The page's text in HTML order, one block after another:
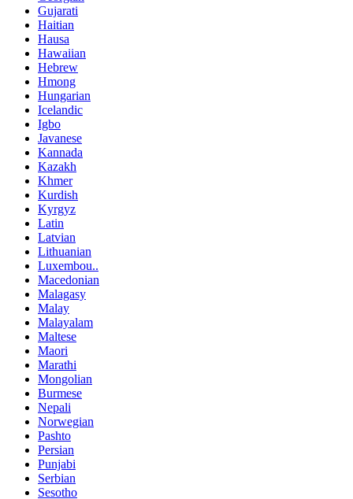
Gujarati
Haitian
Hausa
Hawaiian
Hebrew
Hmong
Hungarian
Icelandic
Igbo
Javanese
Kannada
Kazakh
Khmer
Kurdish
Kyrgyz
Latin
Latvian
Lithuanian
Luxembou..
Macedonian
Malagasy
Malay
Malayalam
Maltese
Maori
Marathi
Mongolian
Burmese
Nepali
Norwegian
Pashto
Persian
Punjabi
Serbian
Sesotho